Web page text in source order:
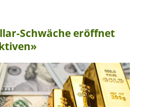
Schwäche eröffnet